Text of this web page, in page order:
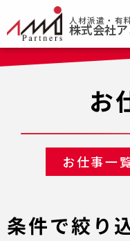
人材派遣・有
株式会社
お
お仕事一
条件で絞り